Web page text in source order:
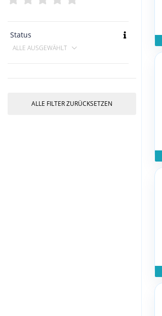
Status
ALLE AUSGEWÄHLT
ALLE FILTER ZURÜCKSETZEN